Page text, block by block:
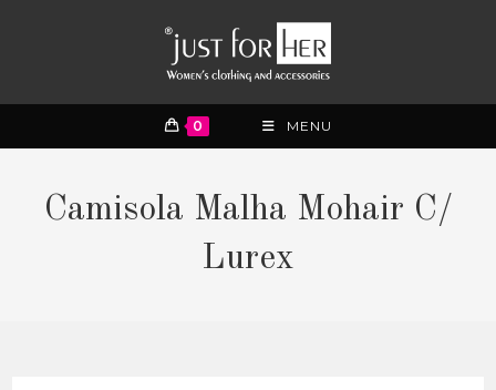
0 MENU
Camisola Malha Mohair C/
Lurex